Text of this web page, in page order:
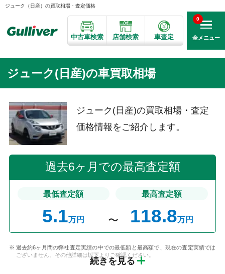
ジューク（日産）の買取相場・査定価格
中古車検索 店舗検索 車査定 全メニュー
0
ジューク(日産)の車買取相場
ジューク(日産)の買取相場・査定
価格情報をご紹介します。
過去6ヶ月での最高査定額
最低査定額
5.1万円
最高査定額
118.8万円
過去約6ヶ月間の弊社査定実績の中での最低額と最高額で、現在の査定実績では
ございません。その他詳細は以下よりご確認ください。
続きを見る